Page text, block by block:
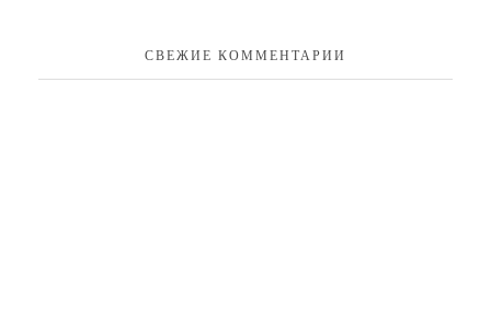
СВЕЖИЕ КОММЕНТАРИИ